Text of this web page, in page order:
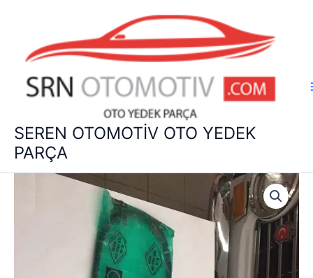
SEREN OTOMOTİV OTO YEDEK
PARÇA